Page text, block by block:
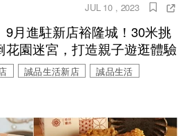
JUL 10 , 2023
9月進駐新店裕隆城！30米挑
花園迷宮，打造親子遊逛體驗
誠品生活新店 誠品生活